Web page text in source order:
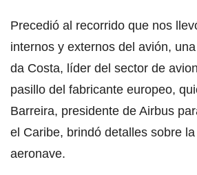
Precedió al recorrido que nos
internos y externos del avión,
da Costa, líder del sector de
pasillo del fabricante europeo,
Barreira, presidente de Airbus
el Caribe, brindó detalles sobre
aeronave.